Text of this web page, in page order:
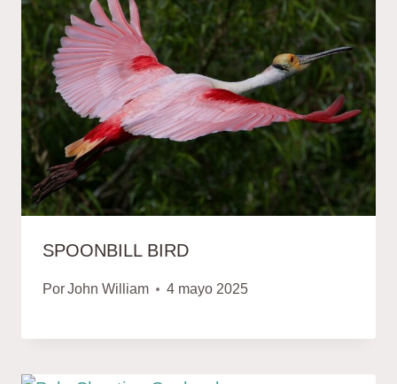
SPOONBILL BIRD
PorJohn William 4 mayo 2025